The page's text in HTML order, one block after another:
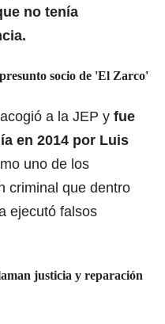
no tenía
socio de 'El Zarco'
a la JEP y fue
en 2014 por Luis
uno de los
criminal que dentro
ejecutó falsos
justicia y reparación